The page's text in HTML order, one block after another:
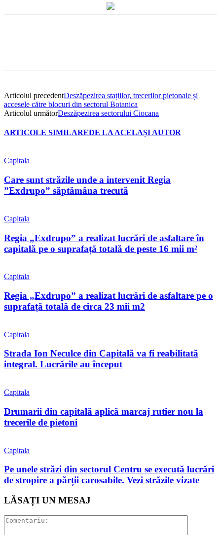
Articolul precedentDeszăpezirea stațiilor, trecerilor pietonale și
accesele către blocuri din sectorul Botanica
Articolul următorDeszăpezirea sectorului Ciocana
ARTICOLE SIMILAREDE LA ACELAȘI AUTOR
Capitala
Care sunt străzile unde a intervenit Regia
”Exdrupo” săptămâna trecută
Capitala
Regia „Exdrupo” a realizat lucrări de asfaltare în
capitală pe o suprafață totală de peste 16 mii m²
Capitala
Regia „Exdrupo” a realizat lucrări de asfaltare pe o
suprafață totală de circa 23 mii m2
Capitala
Strada Ion Neculce din Capitală va fi reabilitată
integral. Lucrările au început
Capitala
Drumarii din capitală aplică marcaj rutier nou la
trecerile de pietoni
Capitala
Pe unele străzi din sectorul Centru se execută lucrări
de stropire a părții carosabile. Vezi străzile vizate
LĂSAȚI UN MESAJ